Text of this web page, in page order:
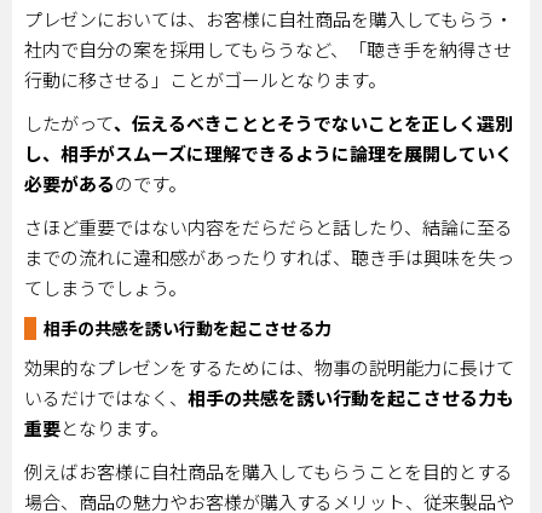
プレゼンにおいては、お客様に自社商品を購入してもらう・
社内で自分の案を採用してもらうなど、「聴き手を納得させ
行動に移させる」ことがゴールとなります。
したがって、伝えるべきこととそうでないことを正しく選別
し、相手がスムーズに理解できるように論理を展開していく
必要があるのです。
さほど重要ではない内容をだらだらと話したり、結論に至る
までの流れに違和感があったりすれば、聴き手は興味を失っ
てしまうでしょう。
相手の共感を誘い行動を起こさせる力
効果的なプレゼンをするためには、物事の説明能力に長けて
いるだけではなく、 相手の共感を誘い行動を起こさせる力も
重要となります。
例えばお客様に自社商品を購入してもらうことを目的とする
場合、商品の魅力やお客様が購入するメリット、従来製品や